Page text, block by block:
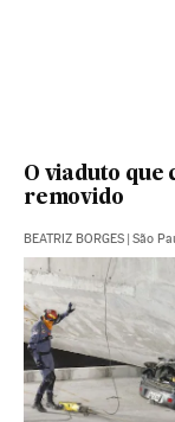
O viaduto que
removido
BEATRIZ BORGES | São